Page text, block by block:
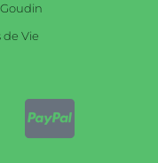
Vie